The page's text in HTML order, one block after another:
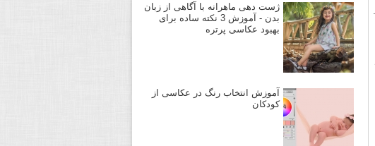
ژست دهی ماهرانه با آگاهی از زبان
بدن - آموزش 3 نکته ساده برای
بهبود عکاسی پرتره
آموزش انتخاب رنگ در عکاسی از
کودکان